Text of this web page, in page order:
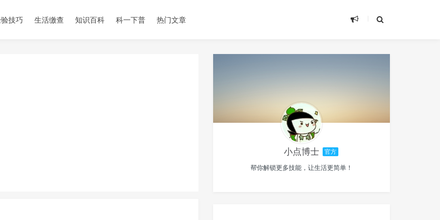
技巧 生活缴查 知识百科 科一下普 热门文章
小点博士 官方
帮你解锁更多技能，让生活更简单！